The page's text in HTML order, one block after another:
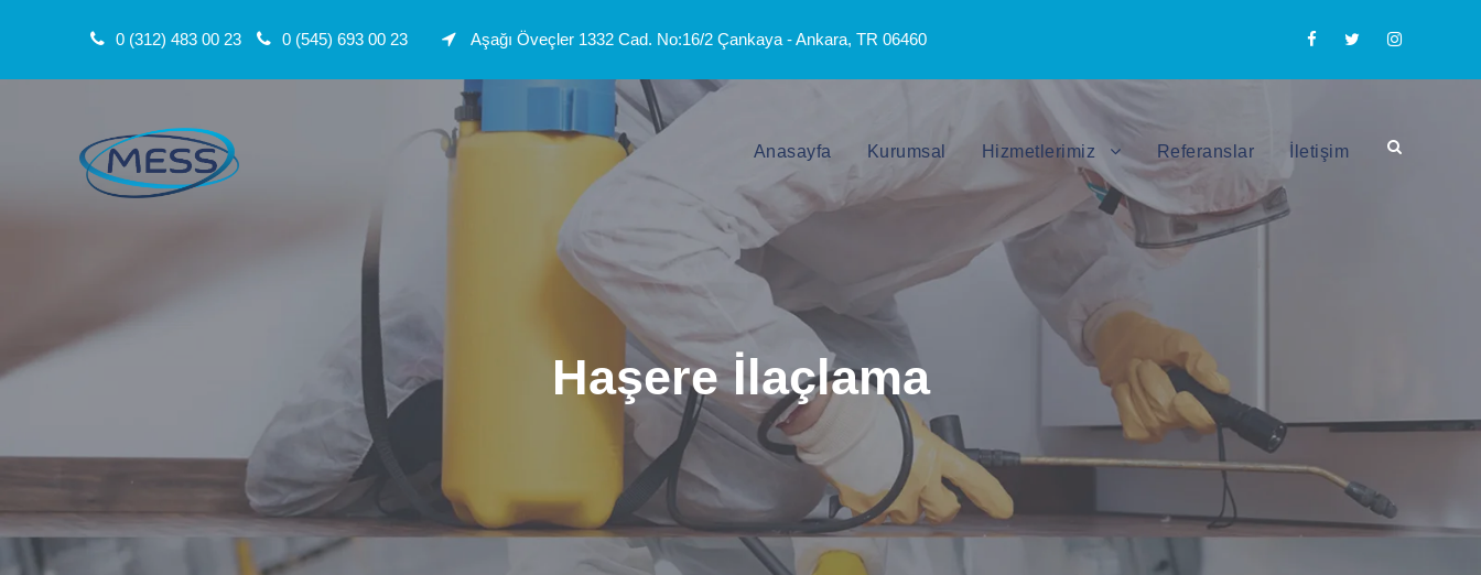
0 (312) 483 00 23 0 (545) 693 00 23 Aşağı Öveçler 1332 Cad. No:16/2 Çankaya - Ankara, TR 06460
Anasayfa Kurumsal Hizmetlerimiz Referanslar İletişim
Haşere İlaçlama